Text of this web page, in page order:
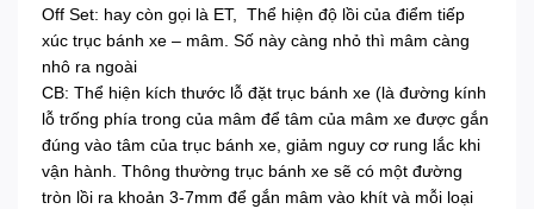
Off Set: hay còn gọi là ET, Thể hiện độ lồi của điểm tiếp
xúc trục bánh xe – mâm. Số này càng nhỏ thì mâm càng
nhô ra ngoài
CB: Thể hiện kích thước lỗ đặt trục bánh xe (là đường kính
lỗ trống phía trong của mâm để tâm của mâm xe được gắn
đúng vào tâm của trục bánh xe, giảm nguy cơ rung lắc khi
vận hành. Thông thường trục bánh xe sẽ có một đường
tròn lồi ra khoản 3-7mm để gắn mâm vào khít và mỗi loại